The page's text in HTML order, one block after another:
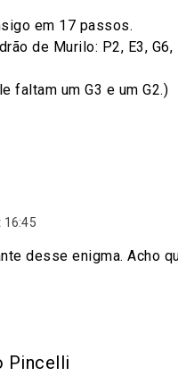
em 17 passos.
de Murilo: P2, E3, G6,
faltam um G3 e um G2.)
desse enigma. Acho
Pincelli